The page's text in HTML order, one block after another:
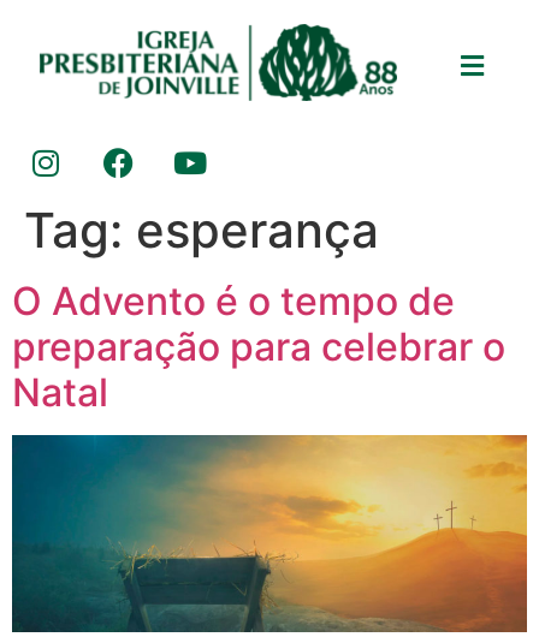
Tag: esperança
O Advento é o tempo de
preparação para celebrar o
Natal